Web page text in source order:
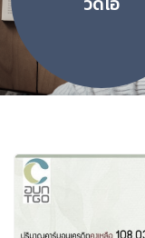
บทความ ง
วิดิ